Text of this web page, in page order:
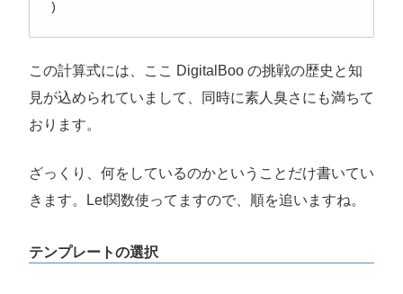
この計算式には、ここ DigitalBoo の挑戦の歴史と知
見が込められていまして、同時に素人臭さにも満ちて
おります。
ざっくり、何をしているのかということだけ書いてい
きます。Let関数使ってますので、順を追いますね。
テンプレートの選択